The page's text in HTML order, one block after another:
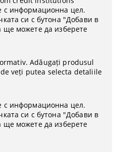
с информационна цел.
си с бутона "Добави в
ще можете да изберете
Adăugați produsul
veți putea selecta detaliile
с информационна цел.
си с бутона "Добави в
ще можете да изберете